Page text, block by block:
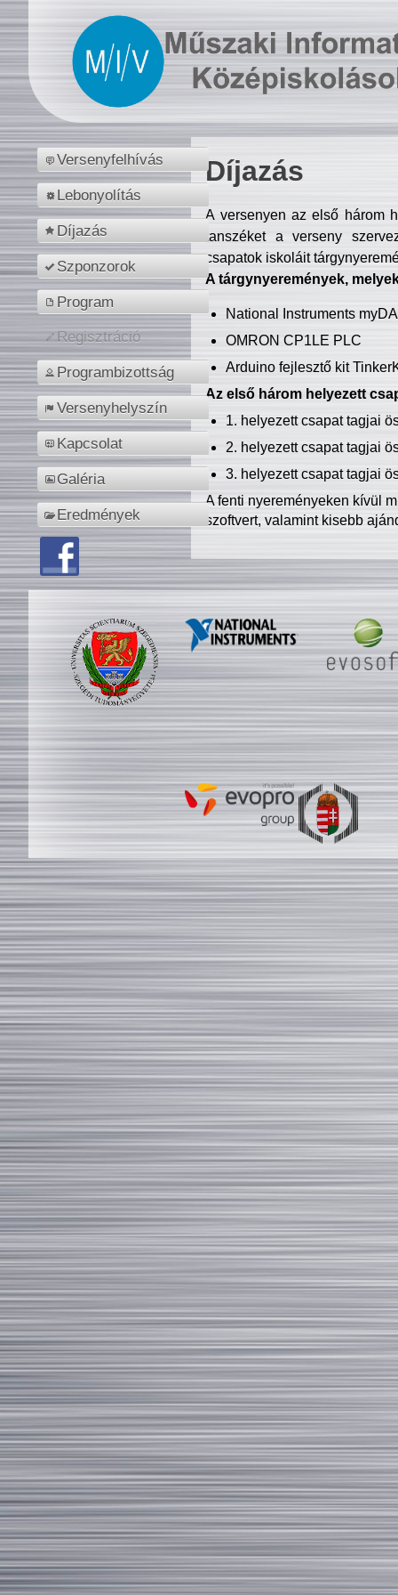
Versenyfelhívás
Lebonyolítás
Díjazás
Szponzorok
Program
Regisztráció
Programbizottság
Versenyhelyszín
Kapcsolat
Galéria
Eredmények
Díjazás
A versenyen az első három
tanszéket a verseny
csapatok iskoláit
A tárgynyeremények,
National Instruments
OMRON CP1LE PLC
Arduino fejlesztő kit
Az első három helyezett
1. helyezett csapat tagjai
2. helyezett csapat tagjai
3. helyezett csapat tagjai
A fenti nyereményeken kívül
szoftvert, valamint kisebb